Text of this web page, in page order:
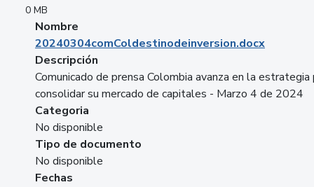
0 MB
Nombre
20240304comColdestinodeinversion.docx
Descripción
Comunicado de prensa Colombia avanza en la estrategia
consolidar su mercado de capitales - Marzo 4 de 2024
Categoria
No disponible
Tipo de documento
No disponible
Fechas